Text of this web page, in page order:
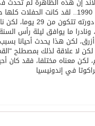
ويظهر القمر بدرا مرة
ما يوافق ليلة رأس
لكن هذا يحدث أحيانا
لا علاقة لذلك بمصطلح
"مصطلح القمر الأزرق عرف منذ 400 عام،